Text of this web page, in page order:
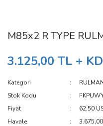
M85x2 R TYPE
3.125,00 TL +
Kategori
Stok Kodu
Fiyat
62,50
Havale